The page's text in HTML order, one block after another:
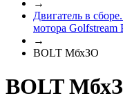
→
Двигатель в
мотора Golfstream
→
BOLT МбхЗО
BOLT